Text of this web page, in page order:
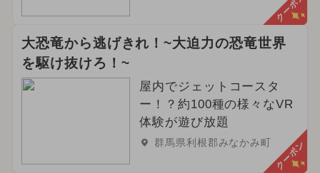
クーポン
大恐竜から逃げきれ！~大迫力の恐竜世界
を駆け抜けろ！~
屋内でジェットコースタ
ー！？約100種の様々なVR
体験が遊び放題
群馬県利根郡みなかみ町 クーポン